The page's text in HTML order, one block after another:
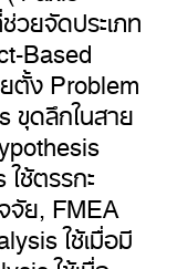
วยจัดประเภท
Based
ตั้ง Problem
ขุดลึกในสาย
ช้ตรรกะ
ย, FMEA
ใช้เมื่อมี